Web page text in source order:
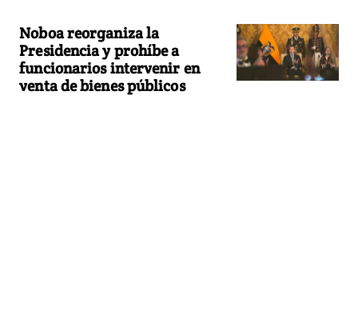
Noboa reorganiza la
Presidencia y prohíbe a
funcionarios intervenir en
venta de bienes públicos